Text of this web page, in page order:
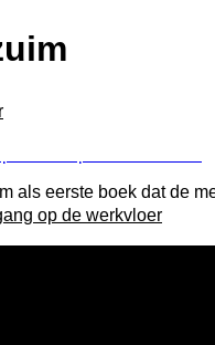
op de werkvloer
leidt
als eerste boek dat de